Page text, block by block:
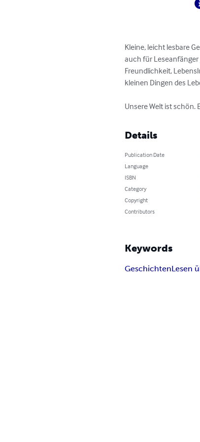
Kleine, leicht lesbare
auch für Leseanfänger
Freundlichkeit,
kleinen Dingen des
Unsere Welt ist schön.
Details
Publication Date
Language
ISBN
Category
Copyright
Contributors
Keywords
GeschichtenLesen